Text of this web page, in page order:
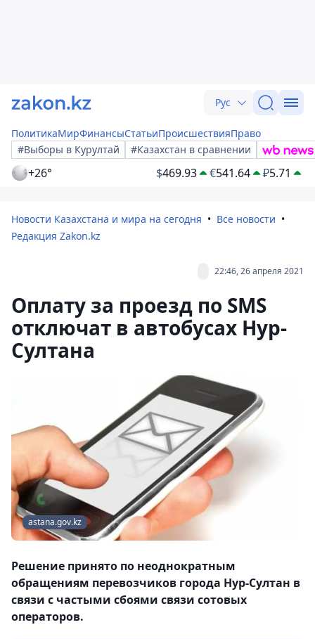
Рус
ПолитикаМирФинансыСтатьиПроисшествияПраво
#Выборы в Курултай
#Казахстан в сравнении
+26° $469.93 €541.64 ₽5.71
Новости Казахстана и мира на сегодня
Все новости
Редакция Zakon.kz
22:46, 26 апреля 2021
Оплату за проезд по SMS
отключат в автобусах Нур-
Султана
astana.gov.kz
Решение принято по неоднократным
обращениям перевозчиков города Нур-Султан в
связи с частыми сбоями связи сотовых
операторов.